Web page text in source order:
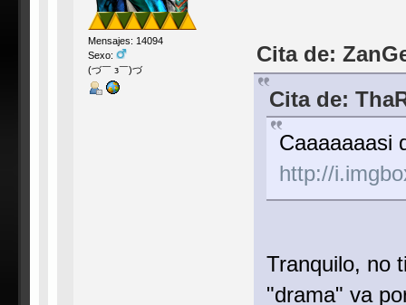
Mensajes: 14094
Sexo:
(づ￣ з￣)づ
Cita de:
Cita de:
Caaaaaaasi
http://
Tranquilo, no
"drama" va